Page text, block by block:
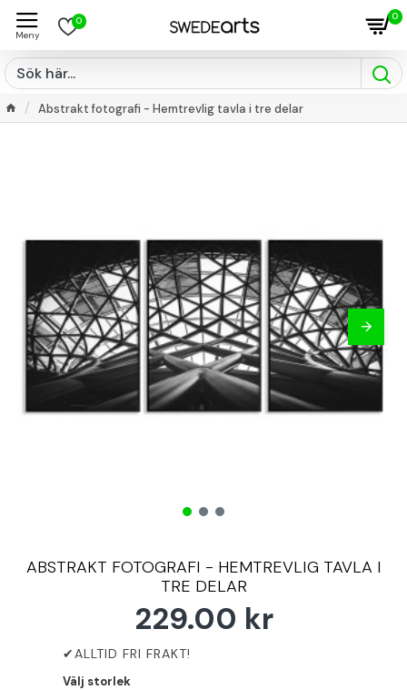
0 0
Abstrakt fotografi - Hemtrevlig tavla i tre delar
ABSTRAKT FOTOGRAFI - HEMTREVLIG TAVLA I
TRE DELAR
229.00 kr
Välj storlek